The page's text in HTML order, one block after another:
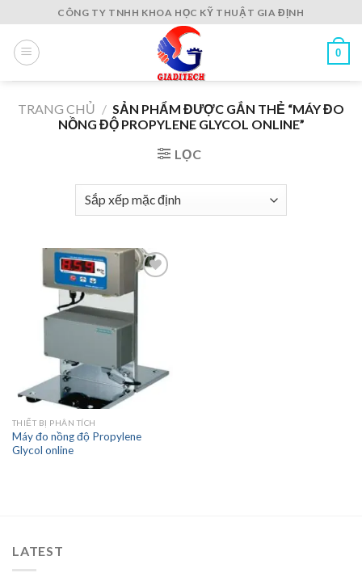
to
content
CÔNG TY TNHH KHOA HỌC KỸ THUẬT GIA ĐỊNH
0
TRANG CHỦ / SẢN PHẨM ĐƯỢC GẮN THẺ “MÁY ĐO
NỒNG ĐỘ PROPYLENE GLYCOL ONLINE”
LỌC
THIẾT BỊ PHÂN TÍCH
Máy đo nồng độ Propylene
Glycol online
LATEST